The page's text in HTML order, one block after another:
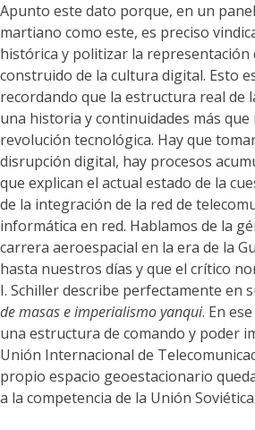
Apunto este dato porque, en un
martiano como este, es preciso
histórica y politizar la representación
construido de la cultura digital. Esto
recordando que la estructura real de
una historia y continuidades más
revolución tecnológica. Hay que
disrupción digital, hay procesos
que explican el actual estado de la
de la integración de la red de
informática en red. Hablamos de la
carrera aeroespacial en la era de la
hasta nuestros días y que el crítico
I. Schiller describe perfectamente en
de masas e imperialismo yanqui. En
una estructura de comando y poder
Unión Internacional de
propio espacio geoestacionario
a la competencia de la Unión